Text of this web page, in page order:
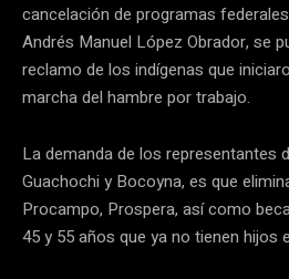
cancelación de programas
Andrés Manuel López Obrador, se
reclamo de los indígenas que
marcha del hambre por trabajo.
La demanda de los representantes
Guachochi y Bocoyna, es que
Procampo, Prospera, así como
45 y 55 años que ya no tienen hijos